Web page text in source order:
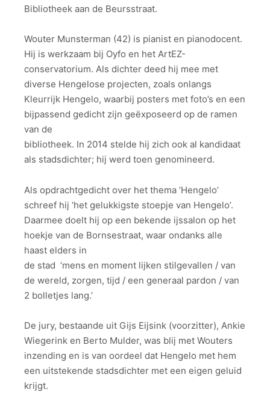
Bibliotheek aan de Beursstraat.
Wouter Munsterman (42) is pianist en pianodocent.
Hij is werkzaam bij Oyfo en het ArtEZ-
conservatorium. Als dichter deed hij mee met
diverse Hengelose projecten, zoals onlangs
Kleurrijk Hengelo, waarbij posters met foto’s en een
bijpassend gedicht zijn geëxposeerd op de ramen
van de
bibliotheek. In 2014 stelde hij zich ook al kandidaat
als stadsdichter; hij werd toen genomineerd.
Als opdrachtgedicht over het thema ‘Hengelo’
schreef hij ‘het gelukkigste stoepje van Hengelo’.
Daarmee doelt hij op een bekende ijssalon op het
hoekje van de Bornsestraat, waar ondanks alle
haast elders in
de stad ‘mens en moment lijken stilgevallen / van
de wereld, zorgen, tijd / een generaal pardon / van
2 bolletjes lang.’
De jury, bestaande uit Gijs Eijsink (voorzitter), Ankie
Wiegerink en Berto Mulder, was blij met Wouters
inzending en is van oordeel dat Hengelo met hem
een uitstekende stadsdichter met een eigen geluid
krijgt.